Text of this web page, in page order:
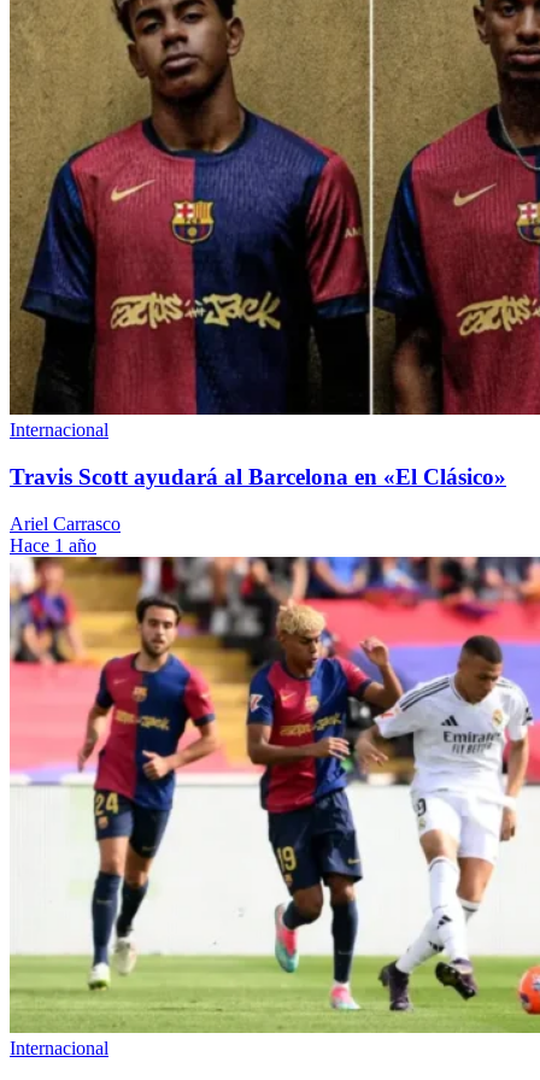
Internacional
Travis Scott ayudará al Barcelona en «El Clásico»
Ariel Carrasco
Hace 1 año
Internacional